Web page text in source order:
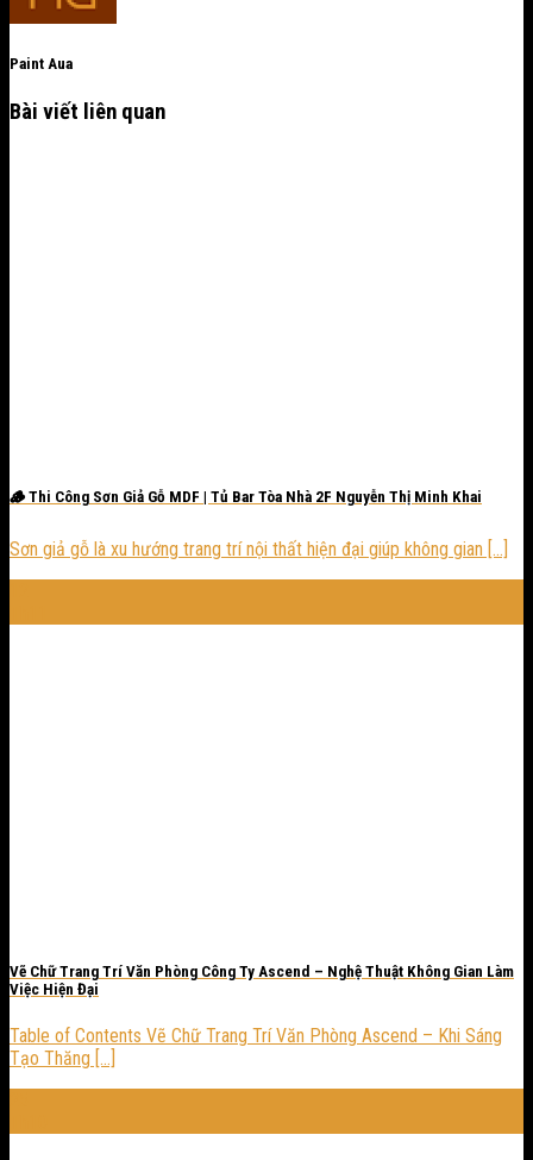
Paint Aua
Bài viết liên quan
🪵 Thi Công Sơn Giả Gỗ MDF | Tủ Bar Tòa Nhà 2F Nguyễn Thị Minh Khai
Sơn giả gỗ là xu hướng trang trí nội thất hiện đại giúp không gian [...]
Vẽ Chữ Trang Trí Văn Phòng Công Ty Ascend – Nghệ Thuật Không Gian Làm
Việc Hiện Đại
Table of Contents Vẽ Chữ Trang Trí Văn Phòng Ascend – Khi Sáng
Tạo Thăng [...]